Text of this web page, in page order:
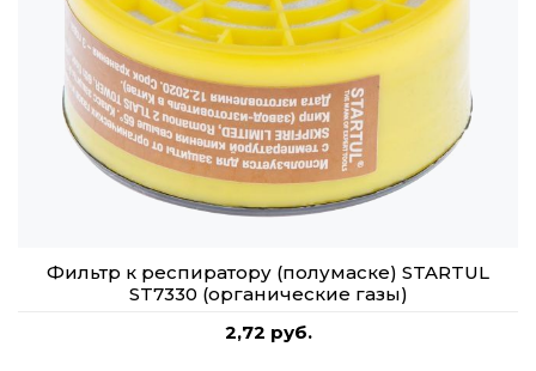
Фильтр к респиратору (полумаске) STARTUL
ST7330 (органические газы)
2,72 руб.